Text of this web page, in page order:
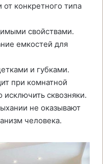
от конкретного типа
свойствами.
емкостей для
и губками.
при комнатной
сквозняки.
не оказывают
человека.